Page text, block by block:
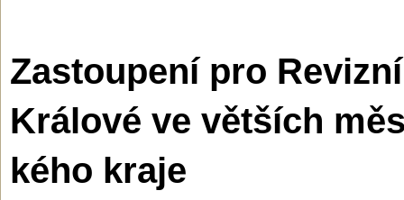
Zastoupení pro
Králové ve větších
kého kraje